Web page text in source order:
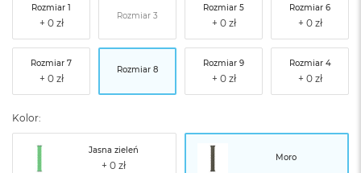
Rozmiar 1
Rozmiar 3
Rozmiar 5 Rozmiar 6
Rozmiar 7
Rozmiar 8
Rozmiar 9 Rozmiar 4
Kolor:
Jasna zieleń
Moro